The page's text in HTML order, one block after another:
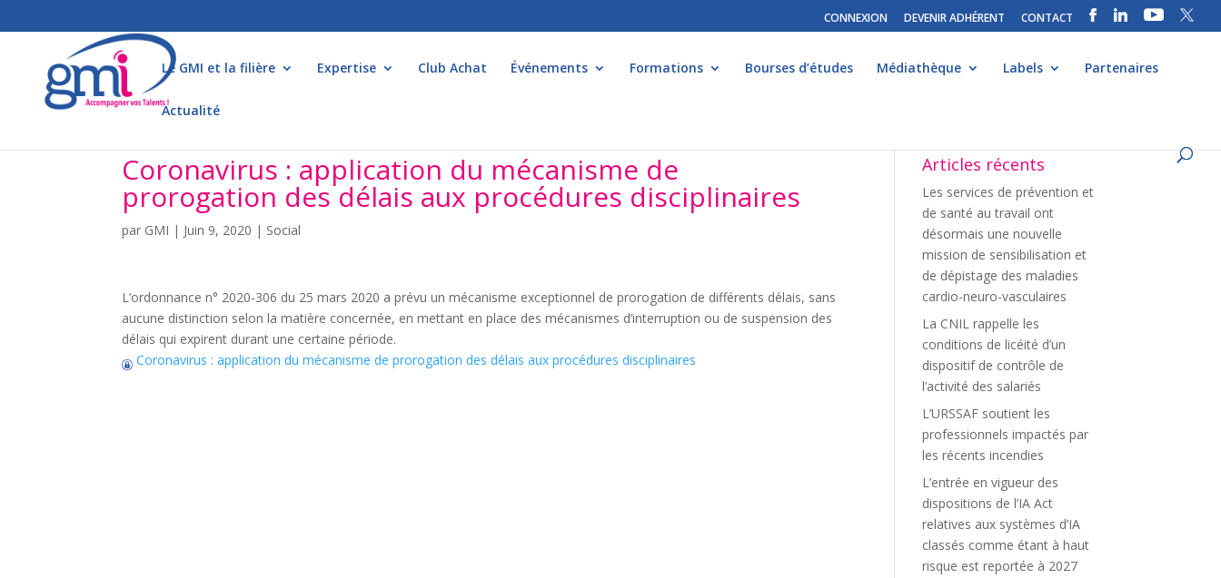
CONNEXION DEVENIR ADHÉRENT CONTACT
Le GMI et la filière Expertise Club Achat Événements Formations Bourses d’études Médiathèque Labels Partenaires
Actualité
Coronavirus : application du mécanisme de
prorogation des délais aux procédures disciplinaires
par GMI | Juin 9, 2020 | Social
L’ordonnance n° 2020-306 du 25 mars 2020 a prévu un mécanisme exceptionnel de prorogation de différents délais, sans
aucune distinction selon la matière concernée, en mettant en place des mécanismes d’interruption ou de suspension des
délais qui expirent durant une certaine période.
Coronavirus : application du mécanisme de prorogation des délais aux procédures disciplinaires
Articles récents
Les services de prévention et
de santé au travail ont
désormais une nouvelle
mission de sensibilisation et
de dépistage des maladies
cardio-neuro-vasculaires
La CNIL rappelle les
conditions de licéité d’un
dispositif de contrôle de
l’activité des salariés
L’URSSAF soutient les
professionnels impactés par
les récents incendies
L’entrée en vigueur des
dispositions de l’IA Act
relatives aux systèmes d’IA
classés comme étant à haut
risque est reportée à 2027